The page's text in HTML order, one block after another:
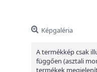
Képgaléria
A termékkép csak
függően (asztali
termékek